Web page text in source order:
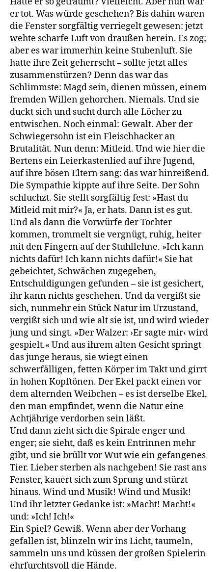
er tot. Was würde geschehen? Bis dahin waren
die Fenster sorgfältig verriegelt gewesen: jetzt
wehte scharfe Luft von draußen herein. Es zog;
aber es war immerhin keine Stubenluft. Sie
hatte ihre Zeit geherrscht – sollte jetzt alles
zusammenstürzen? Denn das war das
Schlimmste: Magd sein, dienen müssen, einem
fremden Willen gehorchen. Niemals. Und sie
duckt sich und sucht durch alle Löcher zu
entwischen. Noch einmal: Gewalt. Aber der
Schwiegersohn ist ein Fleischhacker an
Brutalität. Nun denn: Mitleid. Und wie hier die
Bertens ein Leierkastenlied auf ihre Jugend,
auf ihre bösen Eltern sang: das war hinreißend.
Die Sympathie kippte auf ihre Seite. Der Sohn
schluchzt. Sie stellt sorgfältig fest: »Hast du
Mitleid mit mir?« Ja, er hats. Dann ist es gut.
Und als dann die Vorwürfe der Tochter
kommen, trommelt sie vergnügt, ruhig, heiter
mit den Fingern auf der Stuhllehne. »Ich kann
nichts dafür! Ich kann nichts dafür!« Sie hat
gebeichtet, Schwächen zugegeben,
Entschuldigungen gefunden – sie ist gesichert,
ihr kann nichts geschehen. Und da vergißt sie
sich, nunmehr ein Stück Natur im Urzustand,
vergißt sich und wie alt sie ist, und wird wieder
jung und singt. »Der Walzer: ›Er sagte mir‹ wird
gespielt.« Und aus ihrem alten Gesicht springt
das junge heraus, sie wiegt einen
schwerfälligen, fetten Körper im Takt und girrt
in hohen Kopftönen. Der Ekel packt einen vor
dem alternden Weibchen – es ist derselbe Ekel,
den man empfindet, wenn die Natur eine
Achtjährige verdorben sein läßt.
Und dann zieht sich die Spirale enger und
enger; sie sieht, daß es kein Entrinnen mehr
gibt, und sie brüllt vor Wut wie ein gefangenes
Tier. Lieber sterben als nachgeben! Sie rast ans
Fenster, kauert sich zum Sprung und stürzt
hinaus. Wind und Musik! Wind und Musik!
Und ihr letzter Gedanke ist: »Macht! Macht!«
und: »Ich! Ich!«
Ein Spiel? Gewiß. Wenn aber der Vorhang
gefallen ist, blinzeln wir ins Licht, taumeln,
sammeln uns und küssen der großen Spielerin
ehrfurchtsvoll die Hände.